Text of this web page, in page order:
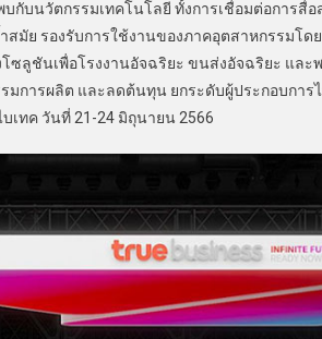
บนวัตกรรมเทคโนโลยี ทั้งการเชื่อมต่อการสื่อ
มัย รองรับการใช้งานของภาคอุตสาหกรรมโด
ลูชันเพื่อโรงงานอัจฉริยะ ขนส่งอัจฉริยะ และ
การผลิต และลดต้นทุน ยกระดับผู้ประกอบการ
ทค วันที่ 21-24 มิถุนายน 2566